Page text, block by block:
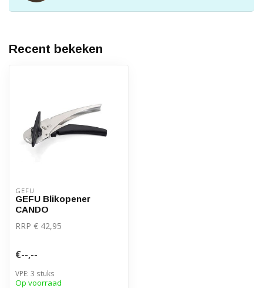
Recent bekeken
GEFU
GEFU Blikopener
CANDO
RRP € 42,95
€--,--
VPE: 3 stuks
Op voorraad